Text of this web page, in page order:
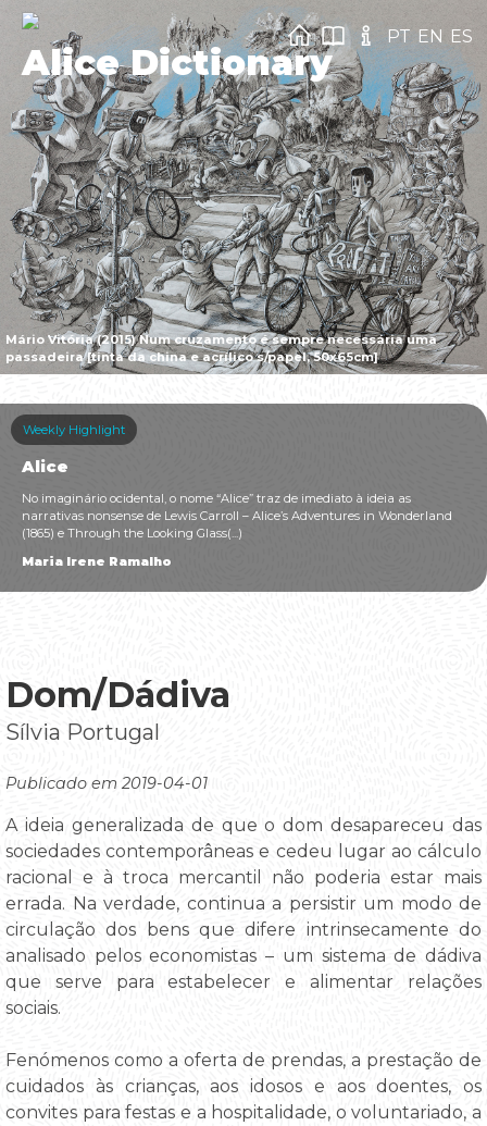
Mário Vitória (2015) Num cruzamento é sempre necessária uma
passadeira [tinta da china e acrílico s/papel, 50x65cm]
Alice Dictionary
PT EN ES
Weekly Highlight
Alice
No imaginário ocidental, o nome “Alice” traz de imediato à ideia as
narrativas nonsense de Lewis Carroll – Alice’s Adventures in Wonderland
(1865) e Through the Looking Glass(...)
Maria Irene Ramalho
Dom/Dádiva
Sílvia Portugal
Publicado em 2019-04-01
A ideia generalizada de que o dom desapareceu das
sociedades contemporâneas e cedeu lugar ao cálculo
racional e à troca mercantil não poderia estar mais
errada. Na verdade, continua a persistir um modo de
circulação dos bens que difere intrinsecamente do
analisado pelos economistas – um sistema de dádiva
que serve para estabelecer e alimentar relações
sociais.
Fenómenos como a oferta de prendas, a prestação de
cuidados às crianças, aos idosos e aos doentes, os
convites para festas e a hospitalidade, o voluntariado, a